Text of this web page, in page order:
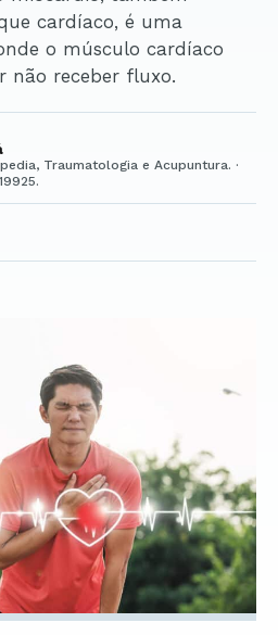
cardíaco, é uma
o músculo cardíaco
não receber fluxo.
Traumatologia e Acupuntura. ·